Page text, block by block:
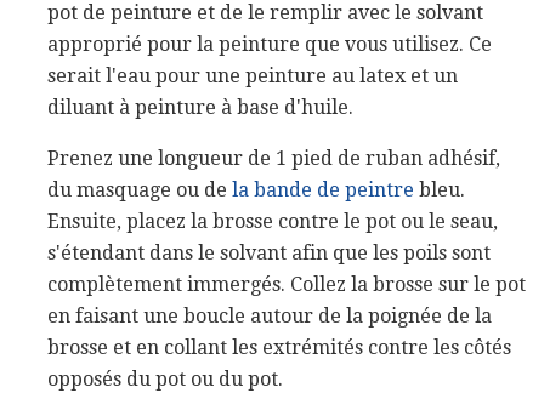
pot de peinture et de le remplir avec le solvant
approprié pour la peinture que vous utilisez. Ce
serait l'eau pour une peinture au latex et un
diluant à peinture à base d'huile.
Prenez une longueur de 1 pied de ruban adhésif,
du masquage ou de la bande de peintre bleu.
Ensuite, placez la brosse contre le pot ou le seau,
s'étendant dans le solvant afin que les poils sont
complètement immergés. Collez la brosse sur le pot
en faisant une boucle autour de la poignée de la
brosse et en collant les extrémités contre les côtés
opposés du pot ou du pot.